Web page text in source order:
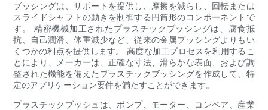
ブッシングは、サポートを提供し、摩擦を減らし、回転または
スライドシャフトの動きを制御する円筒形のコンポーネントで
す。 精密機械加工されたプラスチックブッシングは、腐食抵
抗、自己潤滑、体重減少など、従来の金属ブッシングよりもい
くつかの利点を提供します。 高度な加工プロセスを利用するこ
とにより、メーカーは、正確な寸法、滑らかな表面、および調
整された機能を備えたプラスチックブッシングを作成して、特
定のアプリケーション要件を満たすことができます。
プラスチックブッシュは、ポンプ、モーター、コンベア、産業